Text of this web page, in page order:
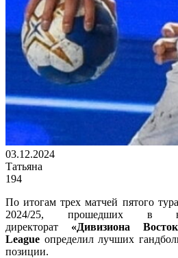
03.12.2024
Татьяна
194
По итогам трех матчей пятого
2024/25, прошедших в
директорат «Дивизиона
League определил лучших
позиции.